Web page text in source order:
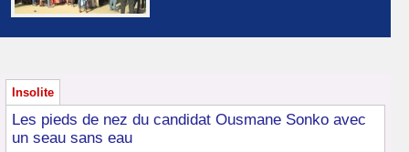
Insolite
Les pieds de nez du candidat Ousmane Sonko avec
un seau sans eau